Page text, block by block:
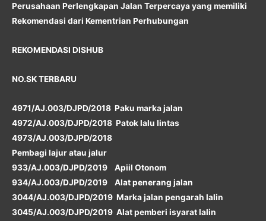
Perusahaan Perlengkapan Jalan Terpercaya yang memiliki
Rekomendasi dari Kementrian Perhubungan
REKOMENDASI DISHUB
NO.SK TERBARU
4971/AJ.003/DJPD/2018 Paku marka jalan
4972/AJ.003/DJPD/2018 Patok lalu lintas
4973/AJ.003/DJPD/2018
Pembagi lajur atau jalur
933/AJ.003/DJPD/2019 Apiil Otonom
934/AJ.003/DJPD/2019 Alat penerang jalan
3044/AJ.003/DJPD/2019 Marka jalan pengarah lalin
3045/AJ.003/DJPD/2019 Alat pemberi isyarat lalin